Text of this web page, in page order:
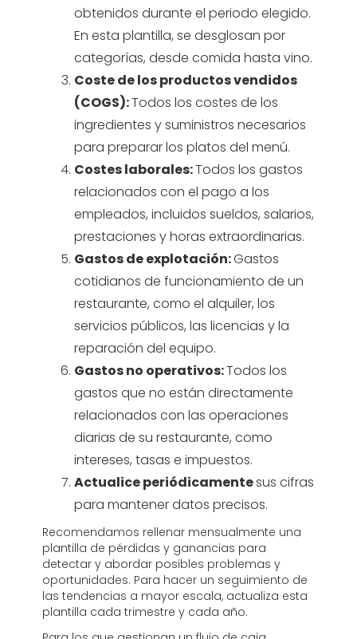
obtenidos durante el periodo elegido.
En esta plantilla, se desglosan por
categorías, desde comida hasta vino.
Coste de los productos vendidos
(COGS):Todos los costes de los
ingredientes y suministros necesarios
para preparar los platos del menú.
Costes laborales:Todos los gastos
relacionados con el pago a los
empleados, incluidos sueldos, salarios,
prestaciones y horas extraordinarias.
Gastos de explotación:Gastos
cotidianos de funcionamiento de un
restaurante, como el alquiler, los
servicios públicos, las licencias y la
reparación del equipo.
Gastos no operativos:Todos los
gastos que no están directamente
relacionados con las operaciones
diarias de su restaurante, como
intereses, tasas e impuestos.
Actualice periódicamentesus cifras
para mantener datos precisos.
Recomendamos rellenar mensualmente una
plantilla de pérdidas y ganancias para
detectar y abordar posibles problemas y
oportunidades. Para hacer un seguimiento de
las tendencias a mayor escala, actualiza esta
plantilla cada trimestre y cada año.